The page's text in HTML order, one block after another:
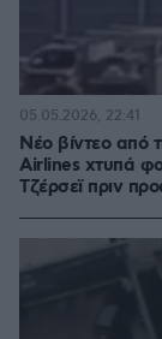
Νέο βίντεο από
Airlines χτυπά
Τζέρσεϊ πριν
05.05.2026, 22:41